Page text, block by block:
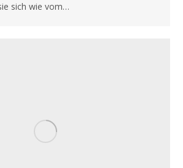
sich wie vom…